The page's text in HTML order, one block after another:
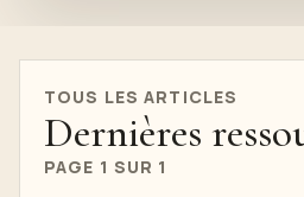
TOUS LES ARTICLES
Dernières
PAGE 1 SUR 1